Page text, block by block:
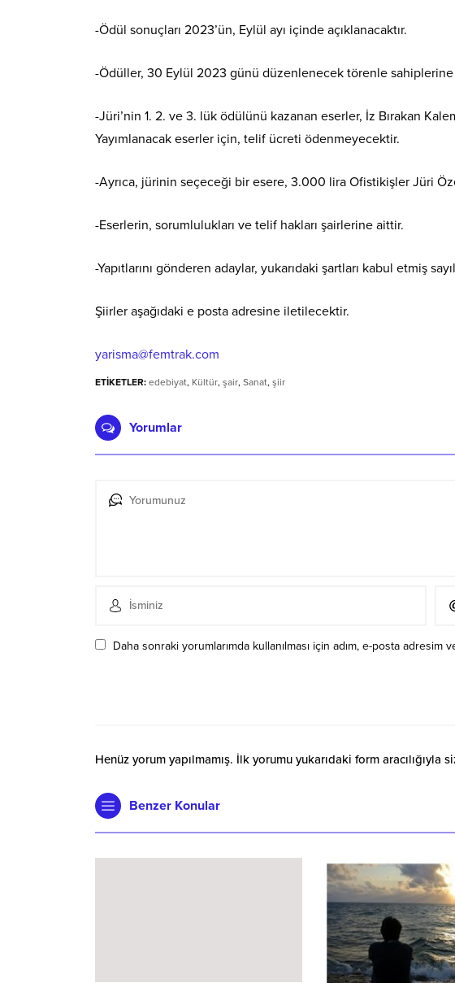
-Ödül sonuçları 2023’ün, Eylül ayı içinde açıklanacaktır.
-Ödüller, 30 Eylül 2023 günü düzenlenecek törenle
-Jüri’nin 1. 2. ve 3. lük ödülünü kazanan eserler, İz Bırakan
Yayımlanacak eserler için, telif ücreti ödenmeyecektir.
-Ayrıca, jürinin seçeceği bir esere, 3.000 lira Ofistikişler Jüri
-Eserlerin, sorumlulukları ve telif hakları şairlerine aittir.
-Yapıtlarını gönderen adaylar, yukarıdaki şartları kabul etmiş
Şiirler aşağıdaki e posta adresine iletilecektir.
yarisma@femtrak.com
ETİKETLER: edebiyat, Kültür, şair, Sanat, şiir
Yorumlar
Daha sonraki yorumlarımda kullanılması için adım, e-posta adresim
Henüz yorum yapılmamış. İlk yorumu yukarıdaki form aracılığıyla
Benzer Konular